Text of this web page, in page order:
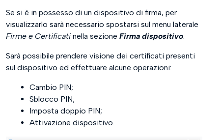
Se si è in possesso di un dispositivo di firma, per
visualizzarlo sarà necessario spostarsi sul menu laterale
Firme e Certificati nella sezione Firma dispositivo
Sarà possibile prendere visione dei certificati presenti
sul dispositivo ed effettuare alcune operazioni:
Cambio PIN;
Sblocco PIN;
Imposta doppio PIN;
Attivazione dispositivo.